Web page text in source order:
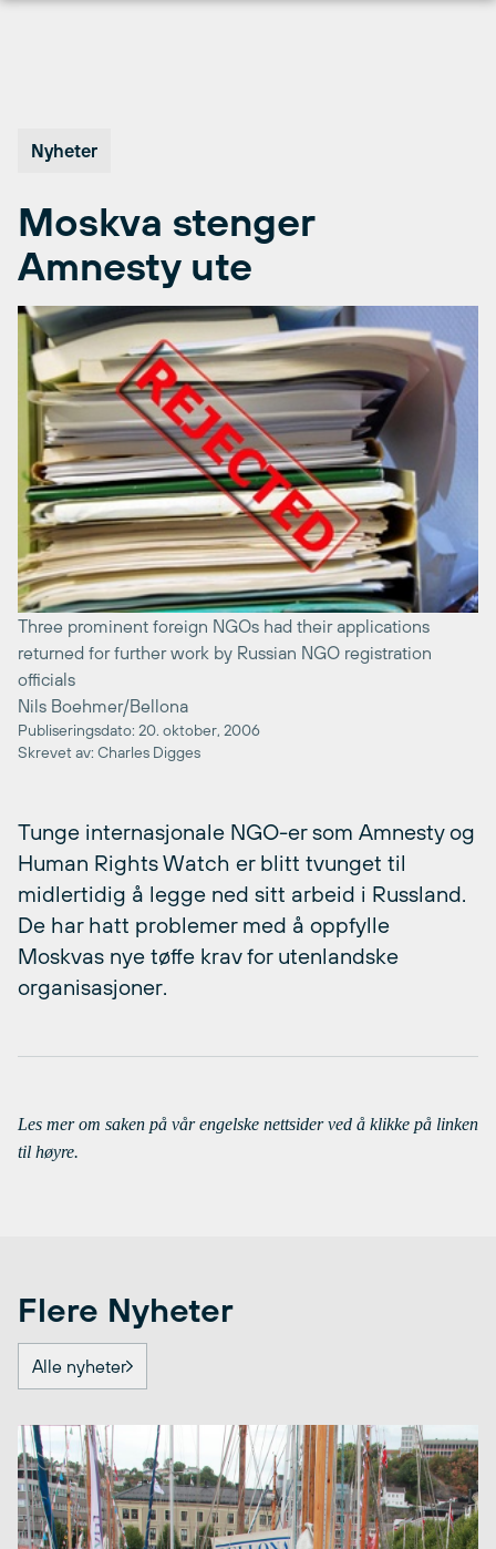
Nyheter
Moskva stenger
Amnesty ute
Three prominent foreign NGOs had their applications
returned for further work by Russian NGO registration
officials
Nils Boehmer/Bellona
Publiseringsdato: 20. oktober, 2006
Skrevet av: Charles Digges
Tunge internasjonale NGO-er som Amnesty og
Human Rights Watch er blitt tvunget til
midlertidig å legge ned sitt arbeid i Russland.
De har hatt problemer med å oppfylle
Moskvas nye tøffe krav for utenlandske
organisasjoner.
Les mer om saken på vår engelske nettsider ved å klikke på linken
til høyre.
Flere Nyheter
Alle nyheter